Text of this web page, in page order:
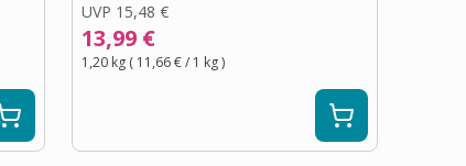
UVP 15,48 €
13,99 €
1,20 kg ( 11,66 €/ 1 kg)